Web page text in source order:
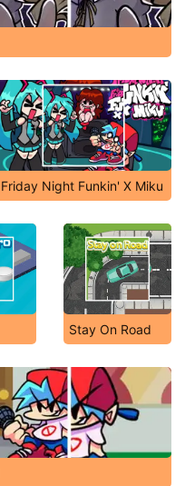
Friday Night Funkin' X Miku
Stay On Road